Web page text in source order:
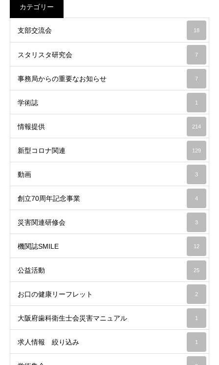
カテゴリー
支部交流会 18
スタリスタ研究会 7
事務局からの重要なお知らせ 7
学術誌 1
情報提供 214
新型コロナ関連 129
動画 3
創立70周年記念事業 4
災害関連研修会 3
機関誌SMILE 12
公益活動 25
お口の健康リーフレット 2
大阪府歯科衛生士会災害マニュアル 1
求人情報 絞り込み 1